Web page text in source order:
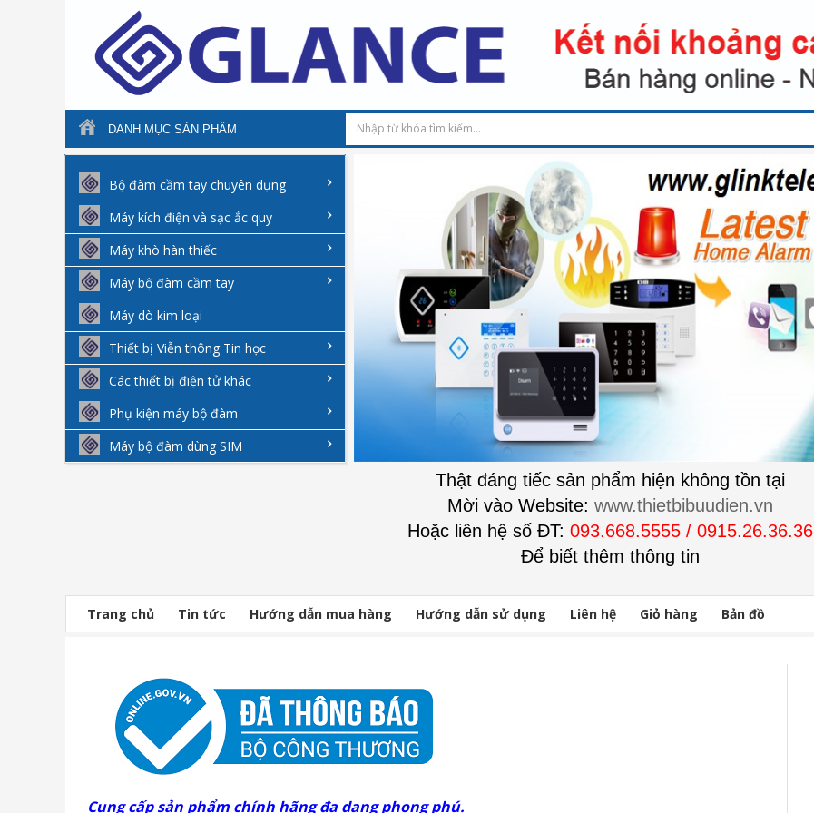
DANH MỤC SẢN PHẨM
Bộ đàm cầm tay chuyên dụng
Máy kích điện và sạc ắc quy
Máy khò hàn thiếc
Máy bộ đàm cầm tay
Máy dò kim loại
Thiết bị Viễn thông Tin học
Các thiết bị điện tử khác
Phụ kiện máy bộ đàm
Máy bộ đàm dùng SIM
Thật đáng tiếc sản phẩm hiện không tồn tại
Mời vào Website: www.thietbibuudien.vn
Hoặc liên hệ số ĐT: 093.668.5555 / 0915.26.36.36
Để biết thêm thông tin
Trang chủ Tin tức Hướng dẫn mua hàng Hướng dẫn sử dụng Liên hệ Giỏ hàng Bản đồ
Cung cấp sản phẩm chính hãng đa dạng phong phú.